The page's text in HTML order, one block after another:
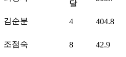
김순분 4 404.8
조점숙 8 42.9